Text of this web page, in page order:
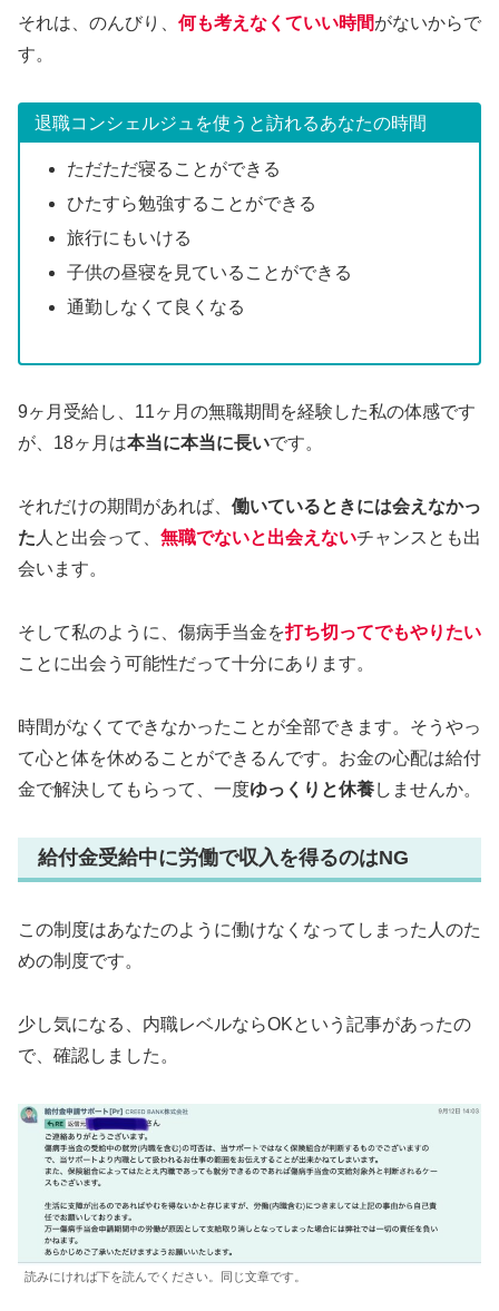
それは、のんびり、 何も考えなくていい時間がないからで
す。
退職コンシェルジュを使うと訪れるあなたの時間
ただただ寝ることができる
ひたすら勉強することができる
旅行にもいける
子供の昼寝を見ていることができる
通勤しなくて良くなる
9ヶ月受給し、11ヶ月の無職期間を経験した私の体感です
が、18ヶ月は本当に本当に長いです。
それだけの期間があれば、 働いているときには会えなかっ
た 人と出会って、 無職でないと出会えないチャンスとも出
会います。
そして私のように、傷病手当金を打ち切ってでもやりたい
ことに出会う可能性だって十分にあります。
時間がなくてできなかったことが全部できます。そうやっ
て心と体を休めることができるんです。お金の心配は給付
金で解決してもらって、一度ゆっくりと休養しませんか。
給付金受給中に労働で収入を得るのはNG
この制度はあなたのように働けなくなってしまった人のた
めの制度です。
少し気になる、内職レベルならOKという記事があったの
で、確認しました。
読みにければ下を読んでください。同じ文章です。